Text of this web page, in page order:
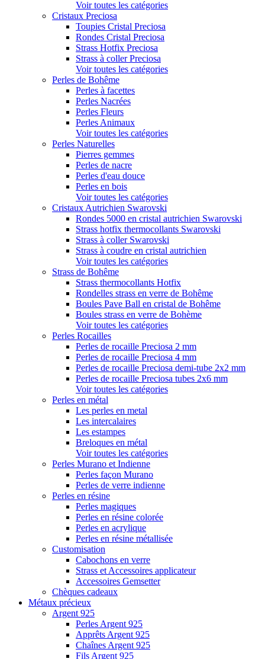
Voir toutes les catégories
Cristaux Preciosa
Toupies Cristal Preciosa
Rondes Cristal Preciosa
Strass Hotfix Preciosa
Strass à coller Preciosa
Voir toutes les catégories
Perles de Bohême
Perles à facettes
Perles Nacrées
Perles Fleurs
Perles Animaux
Voir toutes les catégories
Perles Naturelles
Pierres gemmes
Perles de nacre
Perles d'eau douce
Perles en bois
Voir toutes les catégories
Cristaux Autrichien Swarovski
Rondes 5000 en cristal autrichien Swarovski
Strass hotfix thermocollants Swarovski
Strass à coller Swarovski
Strass à coudre en cristal autrichien
Voir toutes les catégories
Strass de Bohême
Strass thermocollants Hotfix
Rondelles strass en verre de Bohême
Boules Pave Ball en cristal de Bohême
Boules strass en verre de Bohème
Voir toutes les catégories
Perles Rocailles
Perles de rocaille Preciosa 2 mm
Perles de rocaille Preciosa 4 mm
Perles de rocaille Preciosa demi-tube 2x2 mm
Perles de rocaille Preciosa tubes 2x6 mm
Voir toutes les catégories
Perles en métal
Les perles en metal
Les intercalaires
Les estampes
Breloques en métal
Voir toutes les catégories
Perles Murano et Indienne
Perles façon Murano
Perles de verre indienne
Perles en résine
Perles magiques
Perles en résine colorée
Perles en acrylique
Perles en résine métallisée
Customisation
Cabochons en verre
Strass et Accessoires applicateur
Accessoires Gemsetter
Chèques cadeaux
Métaux précieux
Argent 925
Perles Argent 925
Apprêts Argent 925
Chaînes Argent 925
Fils Argent 925